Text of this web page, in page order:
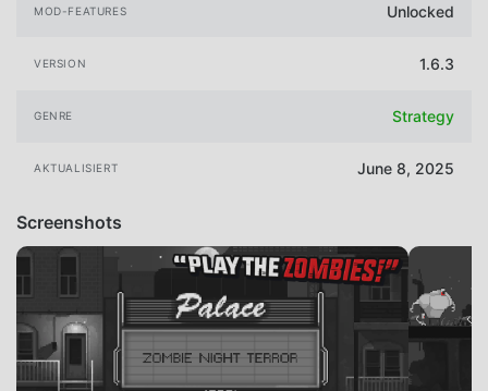
MOD-FEATURES Unlocked
VERSION 1.6.3
GENRE Strategy
AKTUALISIERT June 8, 2025
Screenshots